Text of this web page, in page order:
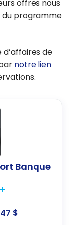
offres nous
du programme
de
notre lien
Banque
$